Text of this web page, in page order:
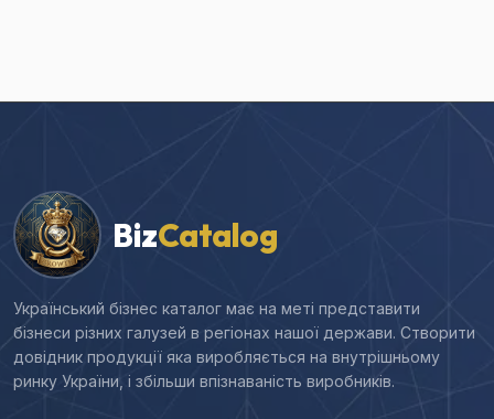
BizCatalog
Український бізнес каталог має на меті представити
бізнеси різних галузей в регіонах нашої держави. Створити
довідник продукції яка виробляється на внутрішньому
ринку України, і збільши впізнаваність виробників.